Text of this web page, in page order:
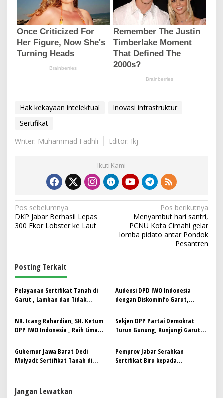
Hak kekayaan intelektual
Inovasi infrastruktur
Sertifikat
Writer: Muhammad Fadhli
Editor: Ikj
Ikuti Kami
N
a
g
a
s
i
p
o
s
Pos sebelumnya
DKP Jabar Berhasil Lepas
300 Ekor Lobster ke Laut
Pos berikutnya
Menyambut hari santri,
PCNU Kota Cimahi gelar
lomba pidato antar Pondok
Pesantren
Posting Terkait
Pelayanan Sertifikat Tanah di
Garut , Lamban dan Tidak
Audensi DPD IWO Indonesia
dengan Diskominfo Garut,
NR. Icang Rahardian, SH. Ketum
DPP IWO Indonesia , Raih Lima
ESAS Management
Sekjen DPP Partai Demokrat
Turun Gunung, Kunjungi Garut
bagi Kader
Gubernur Jawa Barat Dedi
Mulyadi: Sertifikat Tanah di
Pemprov Jabar Serahkan
Sertifikat Biru kepada
Jangan Lewatkan